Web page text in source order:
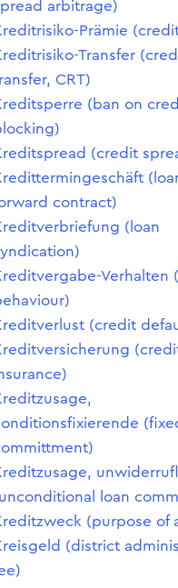
arbitrage)
Prämie
Transfer
CRT)
(ban on
(credit
contract)
(loan
Verhalten
(credit
loan
(purpose of
(district